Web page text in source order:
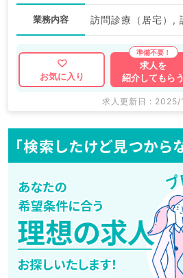
業務内容 訪問診療（居宅）,
お気に入り
求人を
紹介してもらう
求人更新日 :